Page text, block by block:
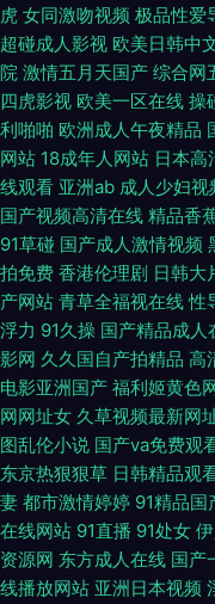
91com视频 AV新网址 超碰
极品另类 天美免费mv 影音
久爱 国产呦交精品视频 久
ts伪娘视频网站 福利社午
碰手机福利 亚洲黄色官网 91
人AV 老湿影院福利在现 欧
处免费看 波多野衣五级片 国
色情 日韩素人在线一区 亚洲
波多 白丝后入91国产 精品
日韩草操 亚洲Av色情网占
虎 女同激吻视频 极品性爱
超碰成人影视 欧美日韩中
院 激情五月天国产 综合网
四虎影视 欧美一区在线 操
利啪啪 欧洲成人午夜精品
网站 18成年人网站 日本高
线观看 亚洲ab 成人少妇视
国产视频高清在线 精品香
91草碰 国产成人激情视频
拍免费 香港伦理剧 日韩大
产网站 青草全福视在线 性
浮力 91久操 国产精品成人
影网 久久国自产拍精品 高
电影亚洲国产 福利姬黄色
网网址女 久草视频最新网
图乱伦小说 国产va免费观
东京热狠狠草 日韩精品观
妻 都市激情婷婷 91精品国
在线网站 91直播 91处女
资源网 东方成人在线 国产
线播放网站 亚洲日本视频